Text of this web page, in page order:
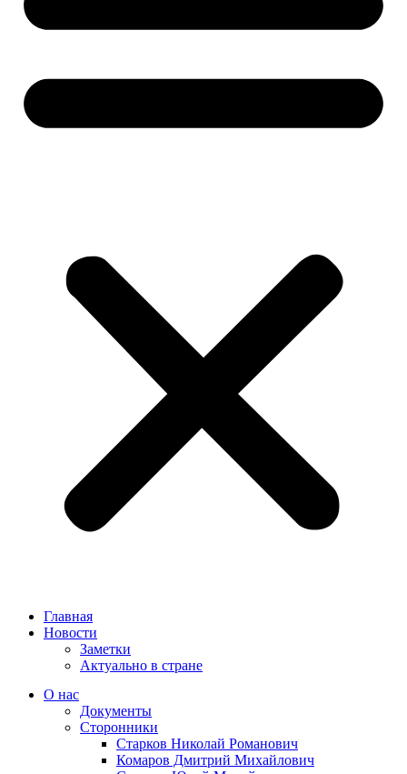
Главная
Новости
Заметки
Актуально в стране
О нас
Документы
Сторонники
Старков Николай Романович
Комаров Дмитрий Михайлович